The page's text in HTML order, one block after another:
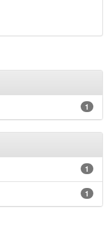
1
1
1